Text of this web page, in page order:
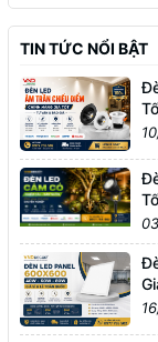
TIN TỨC NỔI BẬT